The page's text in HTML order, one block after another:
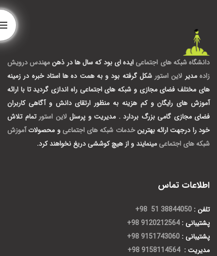
دانشگاه شبکه های اجتماعی ایده ای بود که سال ها در ذهنمهندس درویش
زاده مدیر لاین استور شکل گرفته بود و به همت ده ها استاد خبره در زمینه
های مختلف فضای مجازی و شبکه های اجتماعی راه اندازی گردید تا با ارائه
آموزش های رایگان و کم هزینه به منظور ارتقای دانش و آگاهی کاربران
فضای مجازی گامی بزرگ بردارد . مدیریت و پرسنللاین استور تمام تلاش
خود را درجهت ارائه بهترینخدمات شبکه های اجتماعی و محصولات آموزش
شبکه های اجتماعی مینمایند و از هیچ کوششی دریغ نخواهند کرد.
اطلاعات تماس
تلفن : 38844050 51 98+
پشتیبانی : 9120212564 98+
پشتیبانی : 9151743060 98+
مدیریت : 9158114564 98+